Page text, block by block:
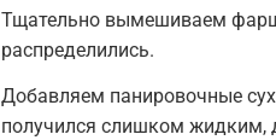
Тщательно вымешиваем
распределились.
Добавляем панировочные
получился слишком жидким,